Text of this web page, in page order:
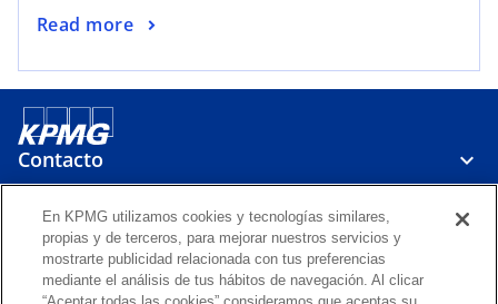
Read more
Contacto
Servicios
En KPMG utilizamos cookies y tecnologías similares,
propias y de terceros, para mejorar nuestros servicios y
mostrarte publicidad relacionada con tus preferencias
mediante el análisis de tus hábitos de navegación. Al clicar